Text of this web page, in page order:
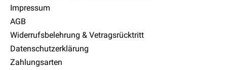
Impressum
AGB
Widerrufsbelehrung & Vetragsrücktritt
Datenschutzerklärung
Zahlungsarten